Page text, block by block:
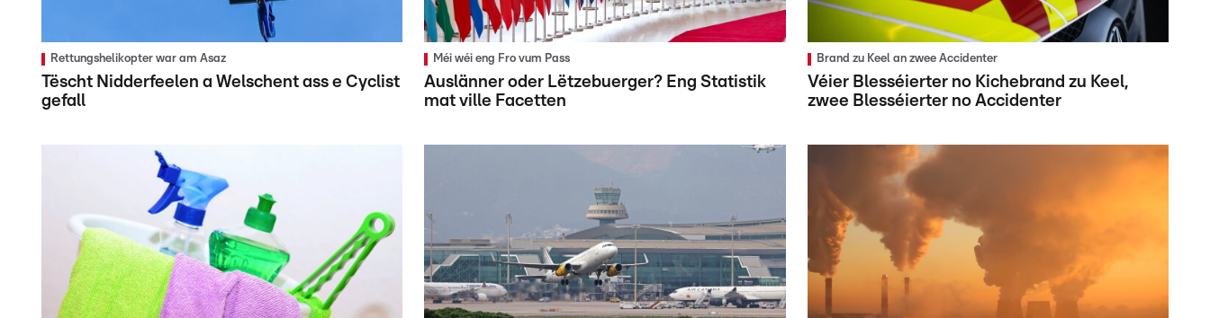
Rettungshelikopter war am Asaz
Tëscht Nidderfeelen a Welschent ass e Cyclist
gefall
Méi wéi eng Fro vum Pass
Auslänner oder Lëtzebuerger? Eng Statistik
mat ville Facetten
Brand zu Keel an zwee Accidenter
Véier Blesséierter no Kichebrand zu Keel,
zwee Blesséierter no Accidenter